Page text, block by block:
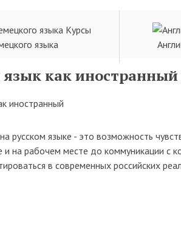
Курсы
языка
язык как иностранный
русском языке - это возможность
и на рабочем месте до коммуникации с
в современных российских